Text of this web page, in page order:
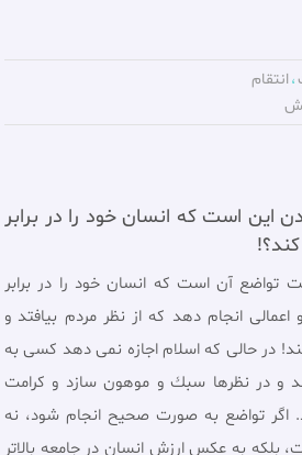
انتقام
اين است که انسان خود را در برابر
آن است كه انسان خود را در برابر
انجام دهد كه از نظر مردم بيافتد و
در حالی که اسلام اجازه نمى دهد كسى به
و در نظرها سبك و موهون سازد و كرامت
اگر تواضع به صورت صحيح انجام شود، نه
بلكه به عكس ارزش انسان در جامعه بالاتر